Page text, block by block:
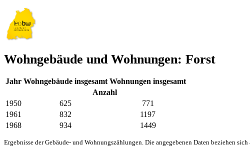
Wohngebäude und Wohnungen: Forst
Jahr Wohngebäude insgesamt Wohnungen insgesamt
Anzahl
1950
625
771
1961
832
1197
1968
934 1449
Ergebnisse der Gebäude- und Wohnungszählungen. Die angegebenen Daten beziehen